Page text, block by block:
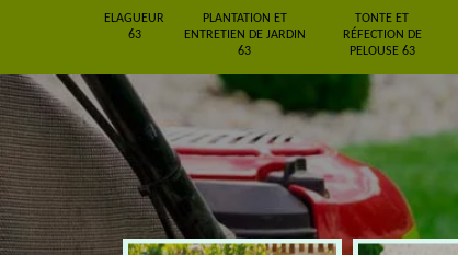
ELAGUEUR
63
PLANTATION ET
ENTRETIEN DE JARDIN
63
TONTE ET
RÉFECTION DE
PELOUSE 63